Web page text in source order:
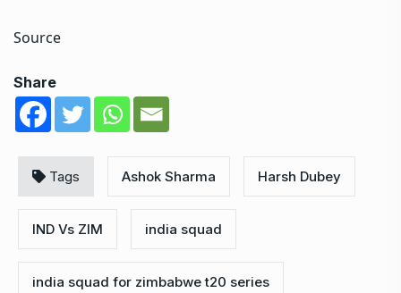
Source
Share
Tags Ashok Sharma Harsh Dubey
IND Vs ZIM india squad
india squad for zimbabwe t20 series